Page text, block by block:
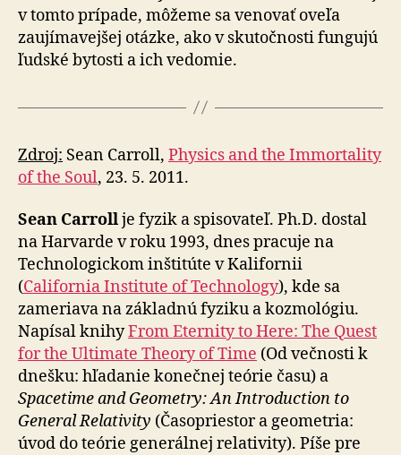
v tomto prípade, môžeme sa venovať oveľa
zaujímavejšej otázke, ako v skutočnosti fungujú
ľudské bytosti a ich vedomie.
Zdroj: Sean Carroll, Physics and the Immortality
of the Soul, 23. 5. 2011.
Sean Carrollje fyzik a spisovateľ. Ph.D. dostal
na Harvarde v roku 1993, dnes pracuje na
Technologickom inštitúte v Kalifornii
(California Institute of Technology), kde sa
zameriava na základnú fyziku a kozmológiu.
Napísal knihyFrom Eternity to Here: The Quest
for the Ultimate Theory of Time (Od večnosti k
dnešku: hľadanie konečnej teórie času) a
Spacetime and Geometry: An Introduction to
General Relativity (Časopriestor a geometria:
úvod do teórie generálnej relativity). Píše pre